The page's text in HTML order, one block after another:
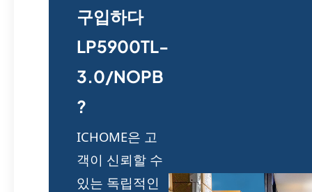
구입하다
LP5900TL-
3.0/NOPB
?
ICHOME은 고
객이 신뢰할 수
있는 독립적인